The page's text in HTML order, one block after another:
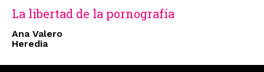
La libertad de la pornografía
Ana Valero
Heredia